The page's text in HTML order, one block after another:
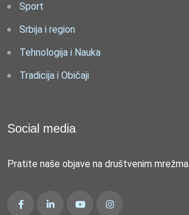
Sport
Srbija i region
Tehnologija i Nauka
Tradicija i Običaji
Social media
Pratite naše objave na društvenim mrežma